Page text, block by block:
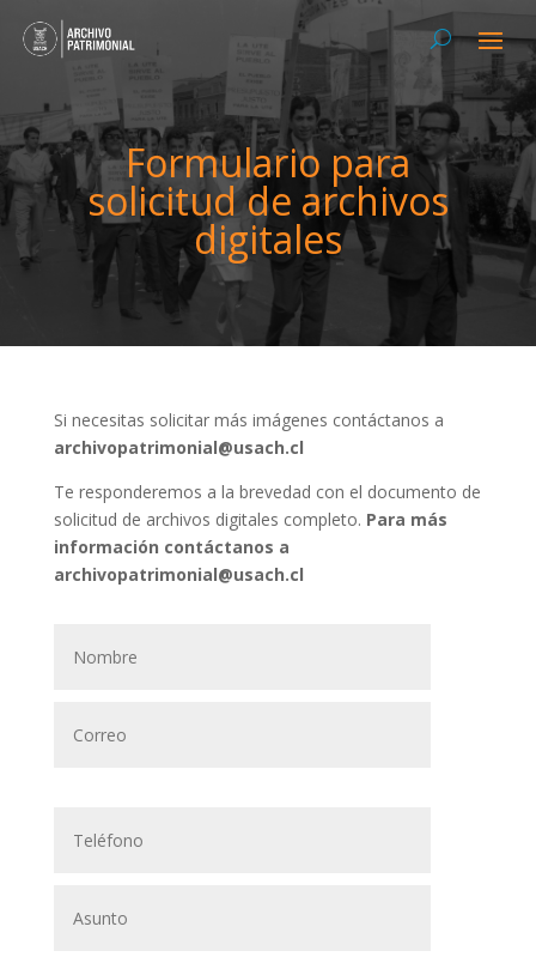
Formulario para
solicitud de archivos
digitales
Si necesitas solicitar más imágenes contáctanos a
archivopatrimonial@usach.cl
Te responderemos a la brevedad con el documento de
solicitud de archivos digitales completo. Para más
información contáctanos a
archivopatrimonial@usach.cl